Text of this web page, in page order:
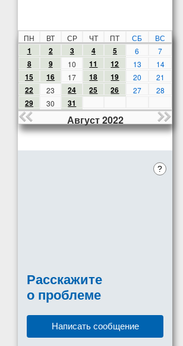
ПН ВТ СР ЧТ ПТ СБ ВС
1 2 3 4 5 6 7
8 9 10 11 12 13 14
15 16 17 18 19 20 21
22 23 24 25 26 27 28
29 30 31
Август 2022
?
Расскажите
о проблеме
Написать сообщение